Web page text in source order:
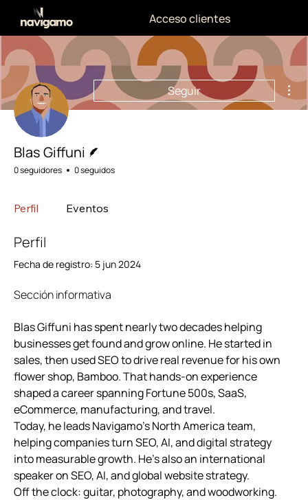
Acceso clientes
Seguir
Blas Giffuni
0 seguidores 0 seguidos
Perfil Eventos
Perfil
Fecha de registro: 5 jun 2024
Sección informativa
Blas Giffuni has spent nearly two decades helping
businesses get found and grow online. He started in
sales, then used SEO to drive real revenue for his own
flower shop, Bamboo. That hands-on experience
shaped a career spanning Fortune 500s, SaaS,
eCommerce, manufacturing, and travel.
Today, he leads Navigamo's North America team,
helping companies turn SEO, AI, and digital strategy
into measurable growth. He's also an international
speaker on SEO, AI, and global website strategy.
Off the clock: guitar, photography, and woodworking.